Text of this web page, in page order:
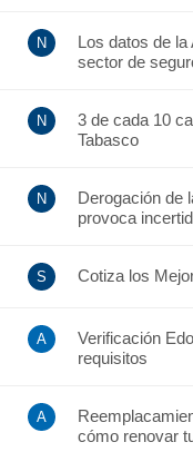
Los datos de
sector de
3 de cada 10
Tabasco
Derogación de
provoca
Cotiza los
Verificación
requisitos
cómo renovar